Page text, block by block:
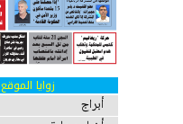
زوايا الموقع
أبراج